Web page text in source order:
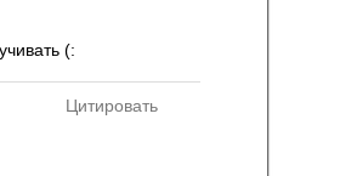
(:
Цитировать